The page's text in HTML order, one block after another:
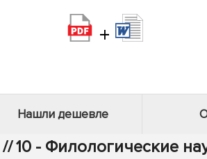
+
Нашли дешевле
//10 - Филологические